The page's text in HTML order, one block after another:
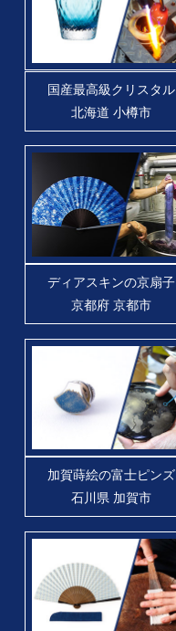
国産最高級クリスタル
北海道 小樽市
ディアスキンの京扇子
京都府 京都市
加賀蒔絵の富士ピンズ
石川県 加賀市